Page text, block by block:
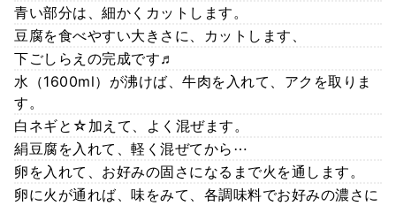
青い部分は、細かくカットします。
豆腐を食べやすい大きさに、カットします、
下ごしらえの完成です♬
水（1600ml）が沸けば、牛肉を入れて、アクを取りま
す。
白ネギと☆加えて、よく混ぜます。
絹豆腐を入れて、軽く混ぜてから⋯
卵を入れて、お好みの固さになるまで火を通します。
卵に火が通れば、味をみて、各調味料でお好みの濃さに